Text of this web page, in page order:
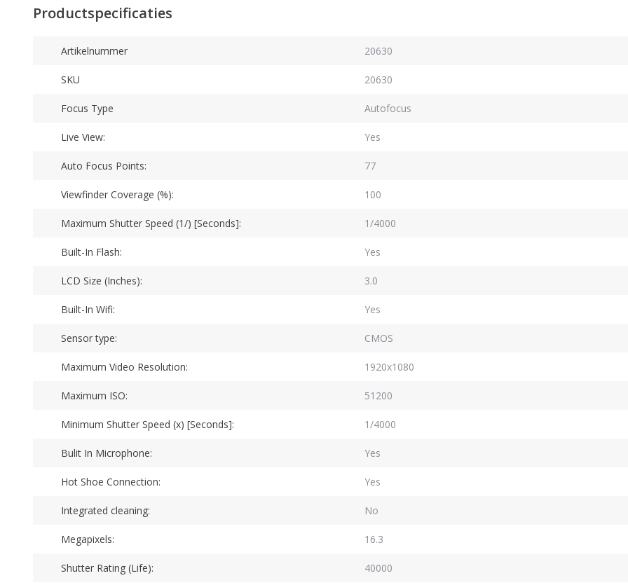
Productspecificaties
Artikelnummer 20630
SKU 20630
Focus Type Autofocus
Live View: Yes
Auto Focus Points: 77
Viewfinder Coverage (%): 100
Maximum Shutter Speed (1/) [Seconds]: 1/4000
Built-In Flash: Yes
LCD Size (Inches): 3.0
Built-In Wifi: Yes
Sensor type: CMOS
Maximum Video Resolution: 1920x1080
Maximum ISO: 51200
Minimum Shutter Speed (x) [Seconds]: 1/4000
Bulit In Microphone: Yes
Hot Shoe Connection: Yes
Integrated cleaning: No
Megapixels: 16.3
Shutter Rating (Life): 40000